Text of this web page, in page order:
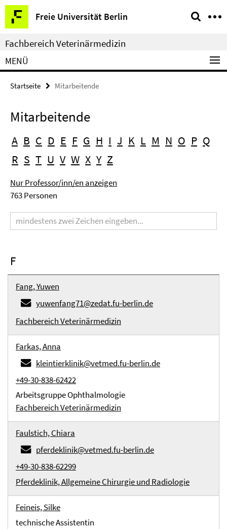
Springe
direkt
zu
Inhalt
Freie Universität Berlin
Service-
Navigation
Fachbereich Veterinärmedizin
MENÜ
Startseite Mitarbeitende
Mitarbeitende
A B C D E F G H I J K L M N O P Q
R S T U V W X Y Z
Nur Professor/inn/en anzeigen
763 Personen
F
Fang, Yuwen
yuwenfang71@zedat.fu-berlin.de
Fachbereich Veterinärmedizin
Farkas, Anna
kleintierklinik@vetmed.fu-berlin.de
+49-30-838-62422
Arbeitsgruppe Ophthalmologie
Fachbereich Veterinärmedizin
Faulstich, Chiara
pferdeklinik@vetmed.fu-berlin.de
+49-30-838-62299
Pferdeklinik, Allgemeine Chirurgie und Radiologie
Feineis, Silke
technische Assistentin